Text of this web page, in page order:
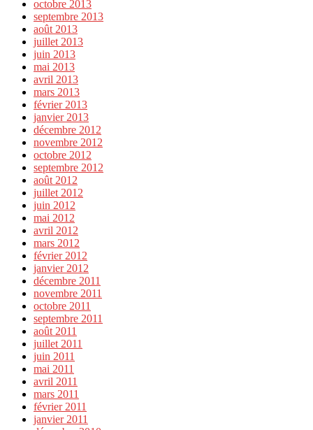
octobre 2013
septembre 2013
août 2013
juillet 2013
juin 2013
mai 2013
avril 2013
mars 2013
février 2013
janvier 2013
décembre 2012
novembre 2012
octobre 2012
septembre 2012
août 2012
juillet 2012
juin 2012
mai 2012
avril 2012
mars 2012
février 2012
janvier 2012
décembre 2011
novembre 2011
octobre 2011
septembre 2011
août 2011
juillet 2011
juin 2011
mai 2011
avril 2011
mars 2011
février 2011
janvier 2011